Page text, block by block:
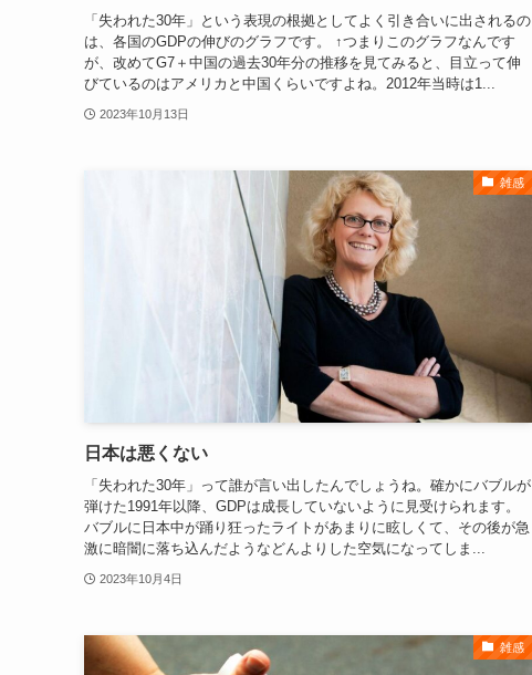
「失われた30年」という表現の根拠としてよく引き合いに出されるの
は、各国のGDPの伸びのグラフです。 ↑つまりこのグラフなんです
が、改めてG7＋中国の過去30年分の推移を見てみると、目立って伸
びているのはアメリカと中国くらいですよね。2012年当時は1...
2023年10月13日
雑感
日本は悪くない
「失われた30年」って誰が言い出したんでしょうね。確かにバブルが
弾けた1991年以降、GDPは成長していないように見受けられます。
バブルに日本中が踊り狂ったライトがあまりに眩しくて、その後が急
激に暗闇に落ち込んだようなどんよりした空気になってしま...
2023年10月4日
雑感